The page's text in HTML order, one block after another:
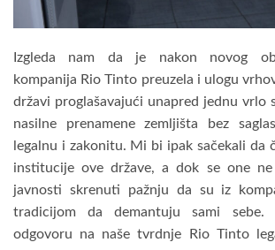
Izgleda nam da je nakon novog
kompanija Rio Tinto preuzela i ulogu
državi proglašavajući unapred jednu vrlo
nasilne prenamene zemljišta bez
legalnu i zakonitu. Mi bi ipak sačekali da
institucije ove države, a dok se one ne
javnosti skrenuti pažnju da su iz
tradicijom da demantuju sami sebe.
odgovoru na naše tvrdnje Rio Tinto